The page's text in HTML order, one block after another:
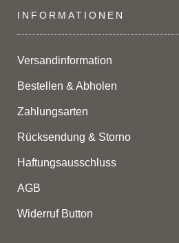
INFORMATIONEN
Versandinformation
Bestellen & Abholen
Zahlungsarten
Rücksendung & Storno
Haftungsausschluss
AGB
Widerruf Button